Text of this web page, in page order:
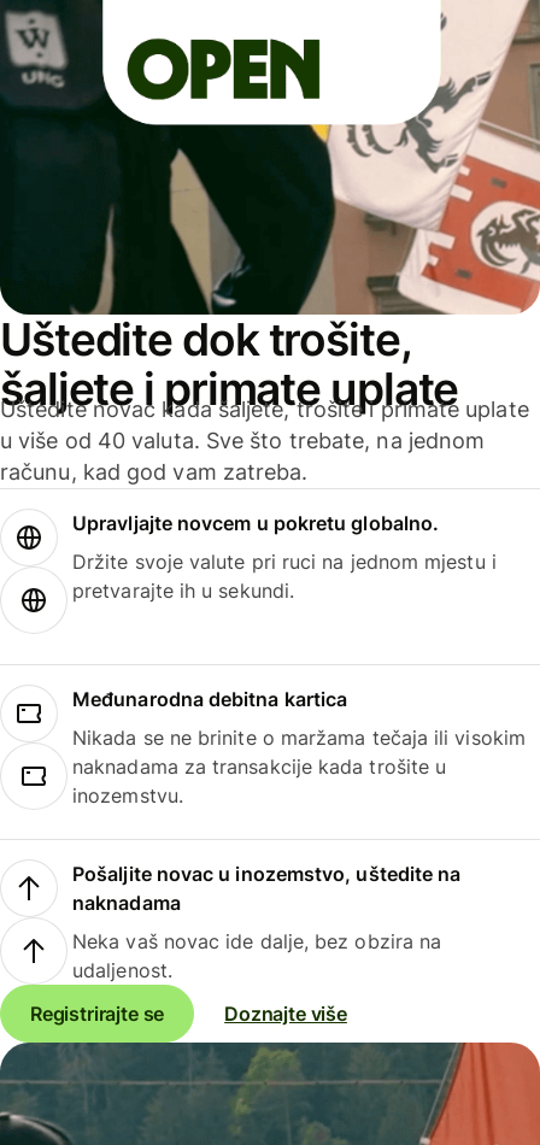
Uštedite dok trošite,
šaljete i primate uplate
Uštedite novac kada šaljete, trošite i primate uplate
u više od 40 valuta. Sve što trebate, na jednom
računu, kad god vam zatreba.
Upravljajte novcem u pokretu globalno.
Držite svoje valute pri ruci na jednom mjestu i
pretvarajte ih u sekundi.
Međunarodna debitna kartica
Nikada se ne brinite o maržama tečaja ili visokim
naknadama za transakcije kada trošite u
inozemstvu.
Pošaljite novac u inozemstvo, uštedite na
naknadama
Neka vaš novac ide dalje, bez obzira na
udaljenost.
Registrirajte se
Doznajte više